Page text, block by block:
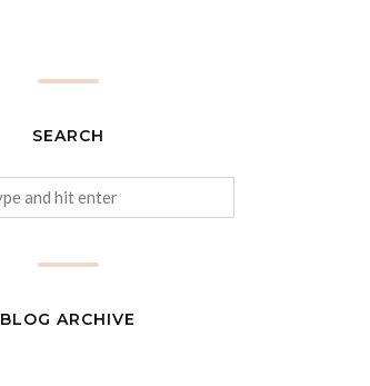
SEARCH
BLOG ARCHIVE